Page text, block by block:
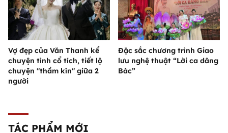
Vợ đẹp của Văn Thanh kể
chuyện tình cổ tích, tiết lộ
chuyện "thầm kín" giữa 2
người
Đặc sắc chương trình Giao
lưu nghệ thuật “Lời ca dâng
Bác”
TÁC PHẨM MỚI